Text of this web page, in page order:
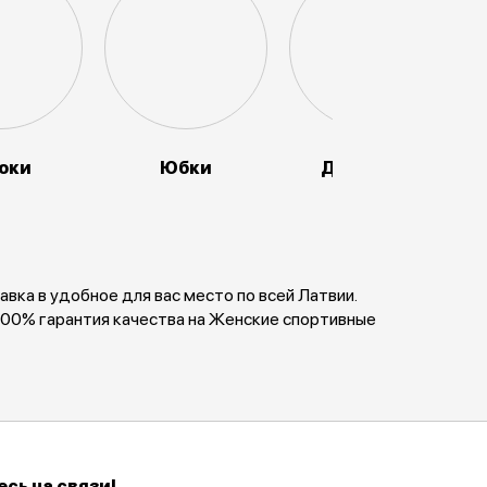
Юбки Джемперы
в удобное для вас место по всей Латвии.
гарантия качества на Женские спортивные